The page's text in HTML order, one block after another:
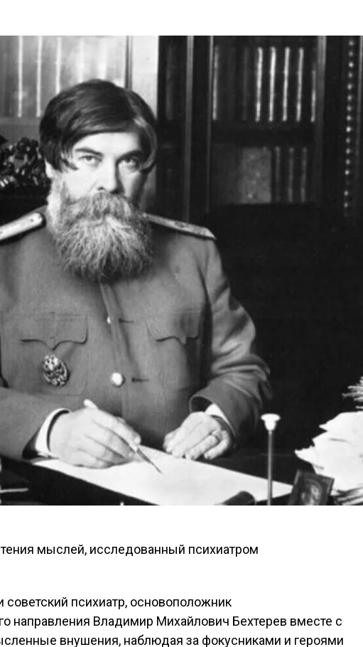
советский психиатр, основоположник
направления Владимир Михайлович Бехтерев вместе с
внушения, наблюдая за фокусниками и героями